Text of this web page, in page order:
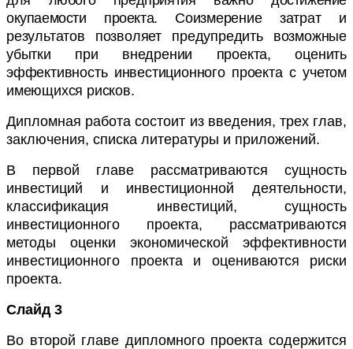
окупаемости проекта. Соизмерение затрат и
результатов позволяет предупредить возможные
убытки при внедрении проекта, оценить
эффективность инвестиционного проекта с учетом
имеющихся рисков.
Дипломная работа состоит из введения, трех глав,
заключения, списка литературы и приложений.
В первой главе рассматриваются сущность
инвестиций и инвестиционной деятельности,
классификация инвестиций, сущность
инвестиционного проекта, рассматриваются
методы оценки экономической эффективности
инвестиционного проекта и оцениваются риски
проекта.
Слайд 3
Во второй главе дипломного проекта содержится